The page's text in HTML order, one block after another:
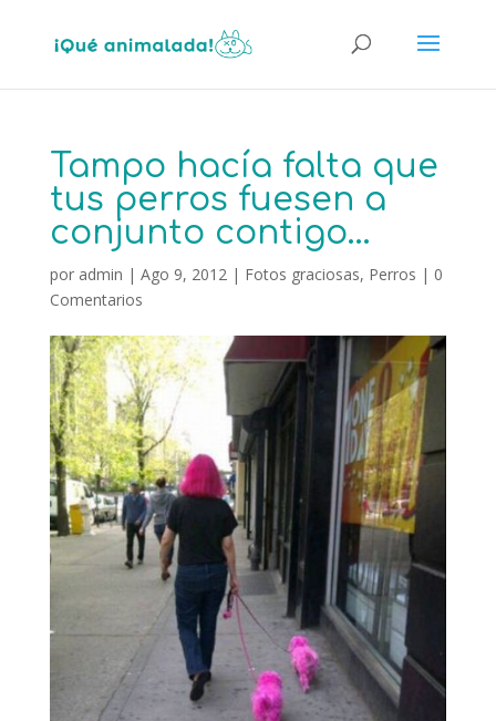
Tampo hacía falta que
tus perros fuesen a
conjunto contigo…
por admin | Ago 9, 2012| Fotos graciosas, Perros | 0
Comentarios